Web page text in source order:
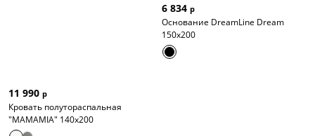
11 990 р
Кровать полутораспальная
"MAMAMIA" 140х200
6 834 р
Основание DreamLine Dream
150x200